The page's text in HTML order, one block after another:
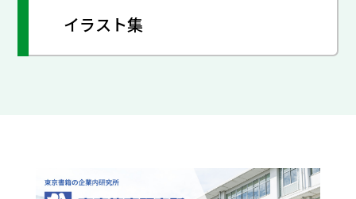
イラスト集